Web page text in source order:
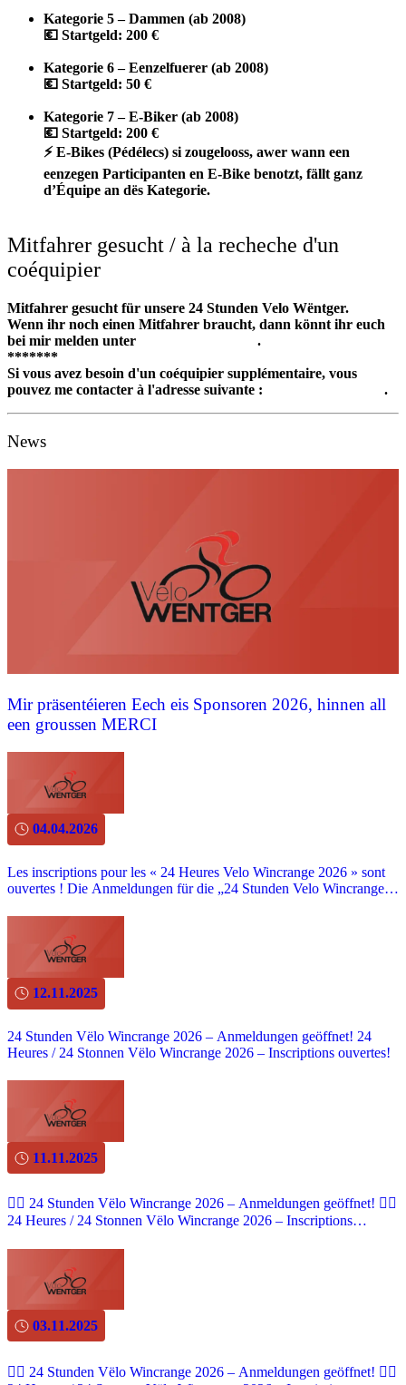
Kategorie 5 – Dammen (ab 2008)
💶 Startgeld: 200 €
Kategorie 6 – Eenzelfuerer (ab 2008)
💶 Startgeld: 50 €
Kategorie 7 – E-Biker (ab 2008)
💶 Startgeld: 200 €
⚡E-Bikes (Pédélecs) si zougelooss, awer wann een
eenzegen Participanten en E-Bike benotzt, fällt ganz
d’Équipe an dës Kategorie.
Mitfahrer gesucht / à la recheche d'un
coéquipier
Mitfahrer gesucht für unsere 24 Stunden Velo Wëntger.
Wenn ihr noch einen Mitfahrer braucht, dann könnt ihr euch
bei mir melden unter
.
*******
Si vous avez besoin d'un coéquipier supplémentaire, vous
pouvez me contacter à l'adresse suivante :
.
News
Mir präsentéieren Eech eis Sponsoren 2026, hinnen all
een groussen MERCI
04.04.2026
Les inscriptions pour les « 24 Heures Velo Wincrange 2026 » sont
ouvertes ! Die Anmeldungen für die „24 Stunden Velo Wincrange
Wincrange wird wieder geradelt!
12.11.2025
24 Stunden Vëlo Wincrange 2026 – Anmeldungen geöffnet! 24
Heures / 24 Stonnen Vëlo Wincrange 2026 – Inscriptions ouvertes!
11.11.2025
🚴‍♂️ 24 Stunden Vëlo Wincrange 2026 – Anmeldungen geöffnet! 🚴‍♀️
24 Heures / 24 Stonnen Vëlo Wincrange 2026 – Inscriptions
03.11.2025
🚴‍♂️ 24 Stunden Vëlo Wincrange 2026 – Anmeldungen geöffnet! 🚴‍♀️